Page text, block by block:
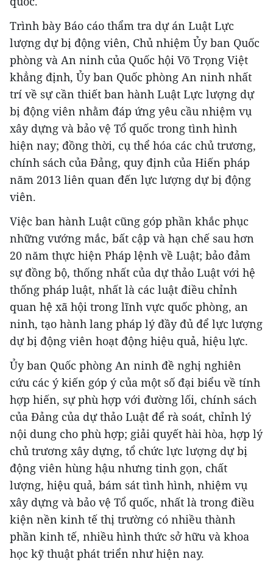
Trình bày Báo cáo thẩm tra dự án Luật Lực
lượng dự bị động viên, Chủ nhiệm Ủy ban Quốc
phòng và An ninh của Quốc hội Võ Trọng Việt
khẳng định, Ủy ban Quốc phòng An ninh nhất
trí về sự cần thiết ban hành Luật Lực lượng dự
bị động viên nhằm đáp ứng yêu cầu nhiệm vụ
xây dựng và bảo vệ Tổ quốc trong tình hình
hiện nay; đồng thời, cụ thể hóa các chủ trương,
chính sách của Đảng, quy định của Hiến pháp
năm 2013 liên quan đến lực lượng dự bị động
viên.
Việc ban hành Luật cũng góp phần khắc phục
những vướng mắc, bất cập và hạn chế sau hơn
20 năm thực hiện Pháp lệnh về Luật; bảo đảm
sự đồng bộ, thống nhất của dự thảo Luật với hệ
thống pháp luật, nhất là các luật điều chỉnh
quan hệ xã hội trong lĩnh vực quốc phòng, an
ninh, tạo hành lang pháp lý đầy đủ để lực lượng
dự bị động viên hoạt động hiệu quả, hiệu lực.
Ủy ban Quốc phòng An ninh đề nghị nghiên
cứu các ý kiến góp ý của một số đại biểu về tính
hợp hiến, sự phù hợp với đường lối, chính sách
của Đảng của dự thảo Luật để rà soát, chỉnh lý
nội dung cho phù hợp; giải quyết hài hòa, hợp lý
chủ trương xây dựng, tổ chức lực lượng dự bị
động viên hùng hậu nhưng tinh gọn, chất
lượng, hiệu quả, bám sát tình hình, nhiệm vụ
xây dựng và bảo vệ Tổ quốc, nhất là trong điều
kiện nền kinh tế thị trường có nhiều thành
phần kinh tế, nhiều hình thức sở hữu và khoa
học kỹ thuật phát triển như hiện nay.